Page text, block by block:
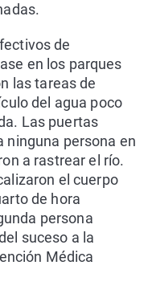
de
en los parques
las tareas de
del agua poco
Las puertas
ninguna persona en
a rastrear el río.
el cuerpo
de hora
persona
suceso a la
Médica